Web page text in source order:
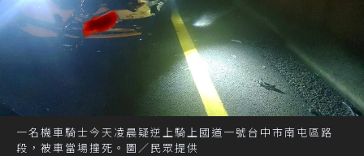
一名機車騎士今天凌晨疑逆上騎上國道一號台中市南屯區路
段，被車當場撞死。圖／民眾提供